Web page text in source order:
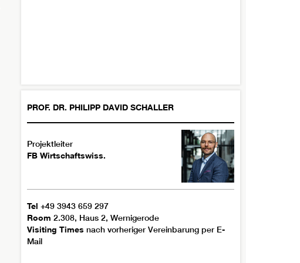
PROF. DR. PHILIPP DAVID SCHALLER
Projektleiter
FB Wirtschaftswiss.
Tel +49 3943 659 297
Room 2.308, Haus 2, Wernigerode
Visiting Times nach vorheriger Vereinbarung per E-
Mail